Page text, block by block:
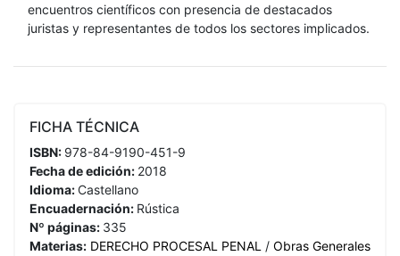
encuentros científicos con presencia de destacados
juristas y representantes de todos los sectores implicados.
FICHA TÉCNICA
ISBN: 978-84-9190-451-9
Fecha de edición: 2018
Idioma:Castellano
Encuadernación: Rústica
Nº páginas: 335
Materias: DERECHO PROCESAL PENAL / Obras Generales